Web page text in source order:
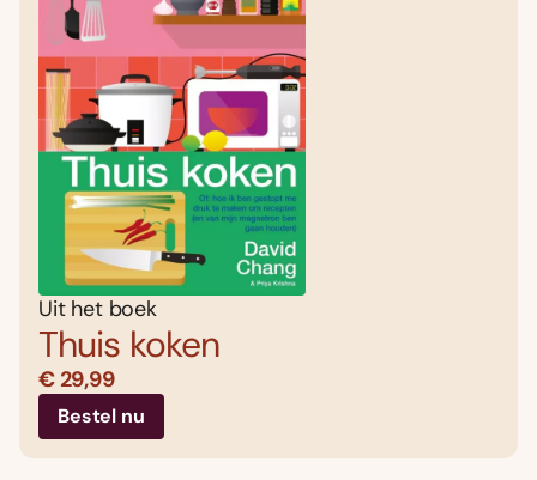
Uit het boek
Thuis koken
€ 29,99
Bestel nu